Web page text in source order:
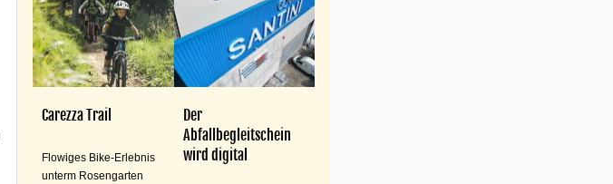
Carezza Trail
Flowiges Bike-Erlebnis
unterm Rosengarten
Der
Abfallbegleitschein
wird digital